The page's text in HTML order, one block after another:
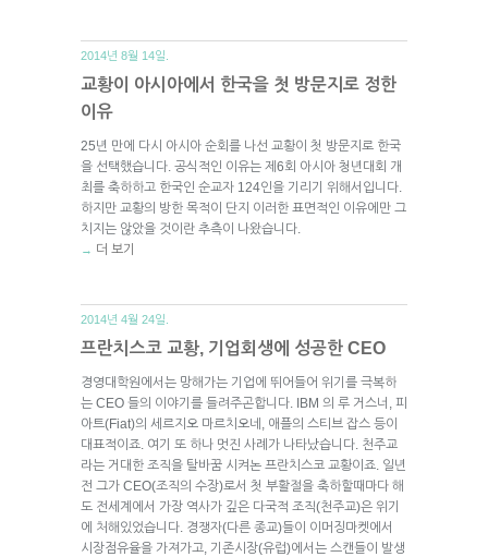
2014년 8월 14일.
교황이 아시아에서 한국을 첫 방문지로 정한
이유
25년 만에 다시 아시아 순회를 나선 교황이 첫 방문지로 한국
을 선택했습니다. 공식적인 이유는 제6회 아시아 청년대회 개
최를 축하하고 한국인 순교자 124인을 기리기 위해서입니다.
하지만 교황의 방한 목적이 단지 이러한 표면적인 이유에만 그
치지는 않았을 것이란 추측이 나왔습니다.
→ 더 보기
2014년 4월 24일.
프란치스코 교황, 기업회생에 성공한 CEO
경영대학원에서는 망해가는 기업에 뛰어들어 위기를 극복하
는 CEO 들의 이야기를 들려주곤합니다. IBM 의 루 거스너, 피
아트(Fiat)의 세르지오 마르치오네, 애플의 스티브 잡스 등이
대표적이죠. 여기 또 하나 멋진 사례가 나타났습니다. 천주교
라는 거대한 조직을 탈바꿈 시켜논 프란치스코 교황이죠. 일년
전 그가 CEO(조직의 수장)로서 첫 부활절을 축하할때마다 해
도 전세계에서 가장 역사가 깊은 다국적 조직(천주교)은 위기
에 처해있었습니다. 경쟁자(다른 종교)들이 이머징마켓에서
시장점유율을 가져가고, 기존시장(유럽)에서는 스캔들이 발생